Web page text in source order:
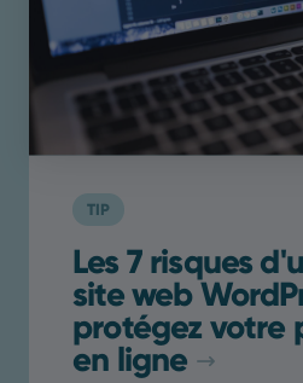
TIP
Les 7 risques
site web
protégez votre
en ligne